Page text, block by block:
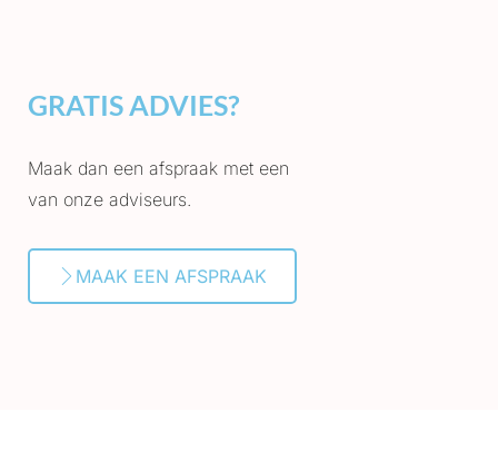
GRATIS ADVIES?
Maak dan een afspraak met een
van onze adviseurs.
MAAK EEN AFSPRAAK